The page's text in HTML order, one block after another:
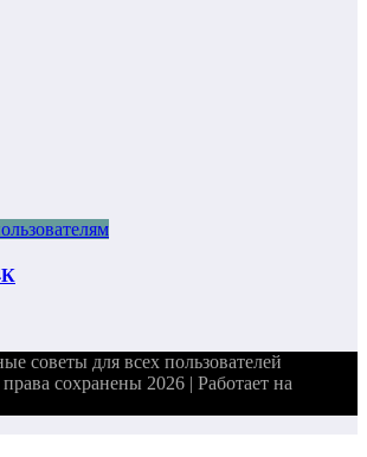
советы для всех пользователей
сохранены 2026 | Работает на